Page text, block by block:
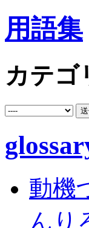
用語集
カテゴ
動機
んり